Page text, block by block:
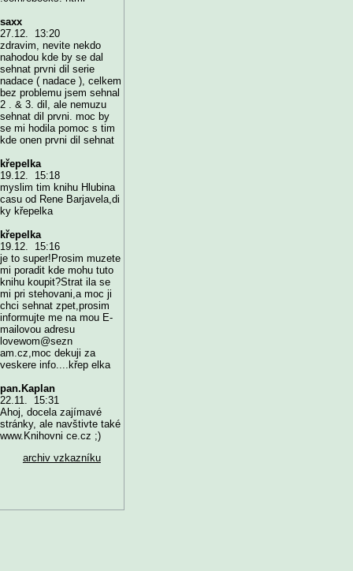
saxx
27.12. 13:20
zdravim, nevite nekdo
nahodou kde by se dal
sehnat prvni dil serie
nadace ( nadace ), celkem
bez problemu jsem sehnal
2 . & 3. dil, ale nemuzu
sehnat dil prvni. moc by
se mi hodila pomoc s tim
kde onen prvni dil sehnat
křepelka
19.12. 15:18
myslim tim knihu Hlubina
casu od Rene Barjavela,di
ky křepelka
křepelka
19.12. 15:16
je to super!Prosim muzete
mi poradit kde mohu tuto
knihu koupit?Strat ila se
mi pri stehovani,a moc ji
chci sehnat zpet,prosim
informujte me na mou E-
mailovou adresu
lovewom@sezn
am.cz,moc dekuji za
veskere info....křep elka
pan.Kaplan
22.11. 15:31
Ahoj, docela zajímavé
stránky, ale navštivte také
www.Knihovni ce.cz ;)
archiv vzkazníku